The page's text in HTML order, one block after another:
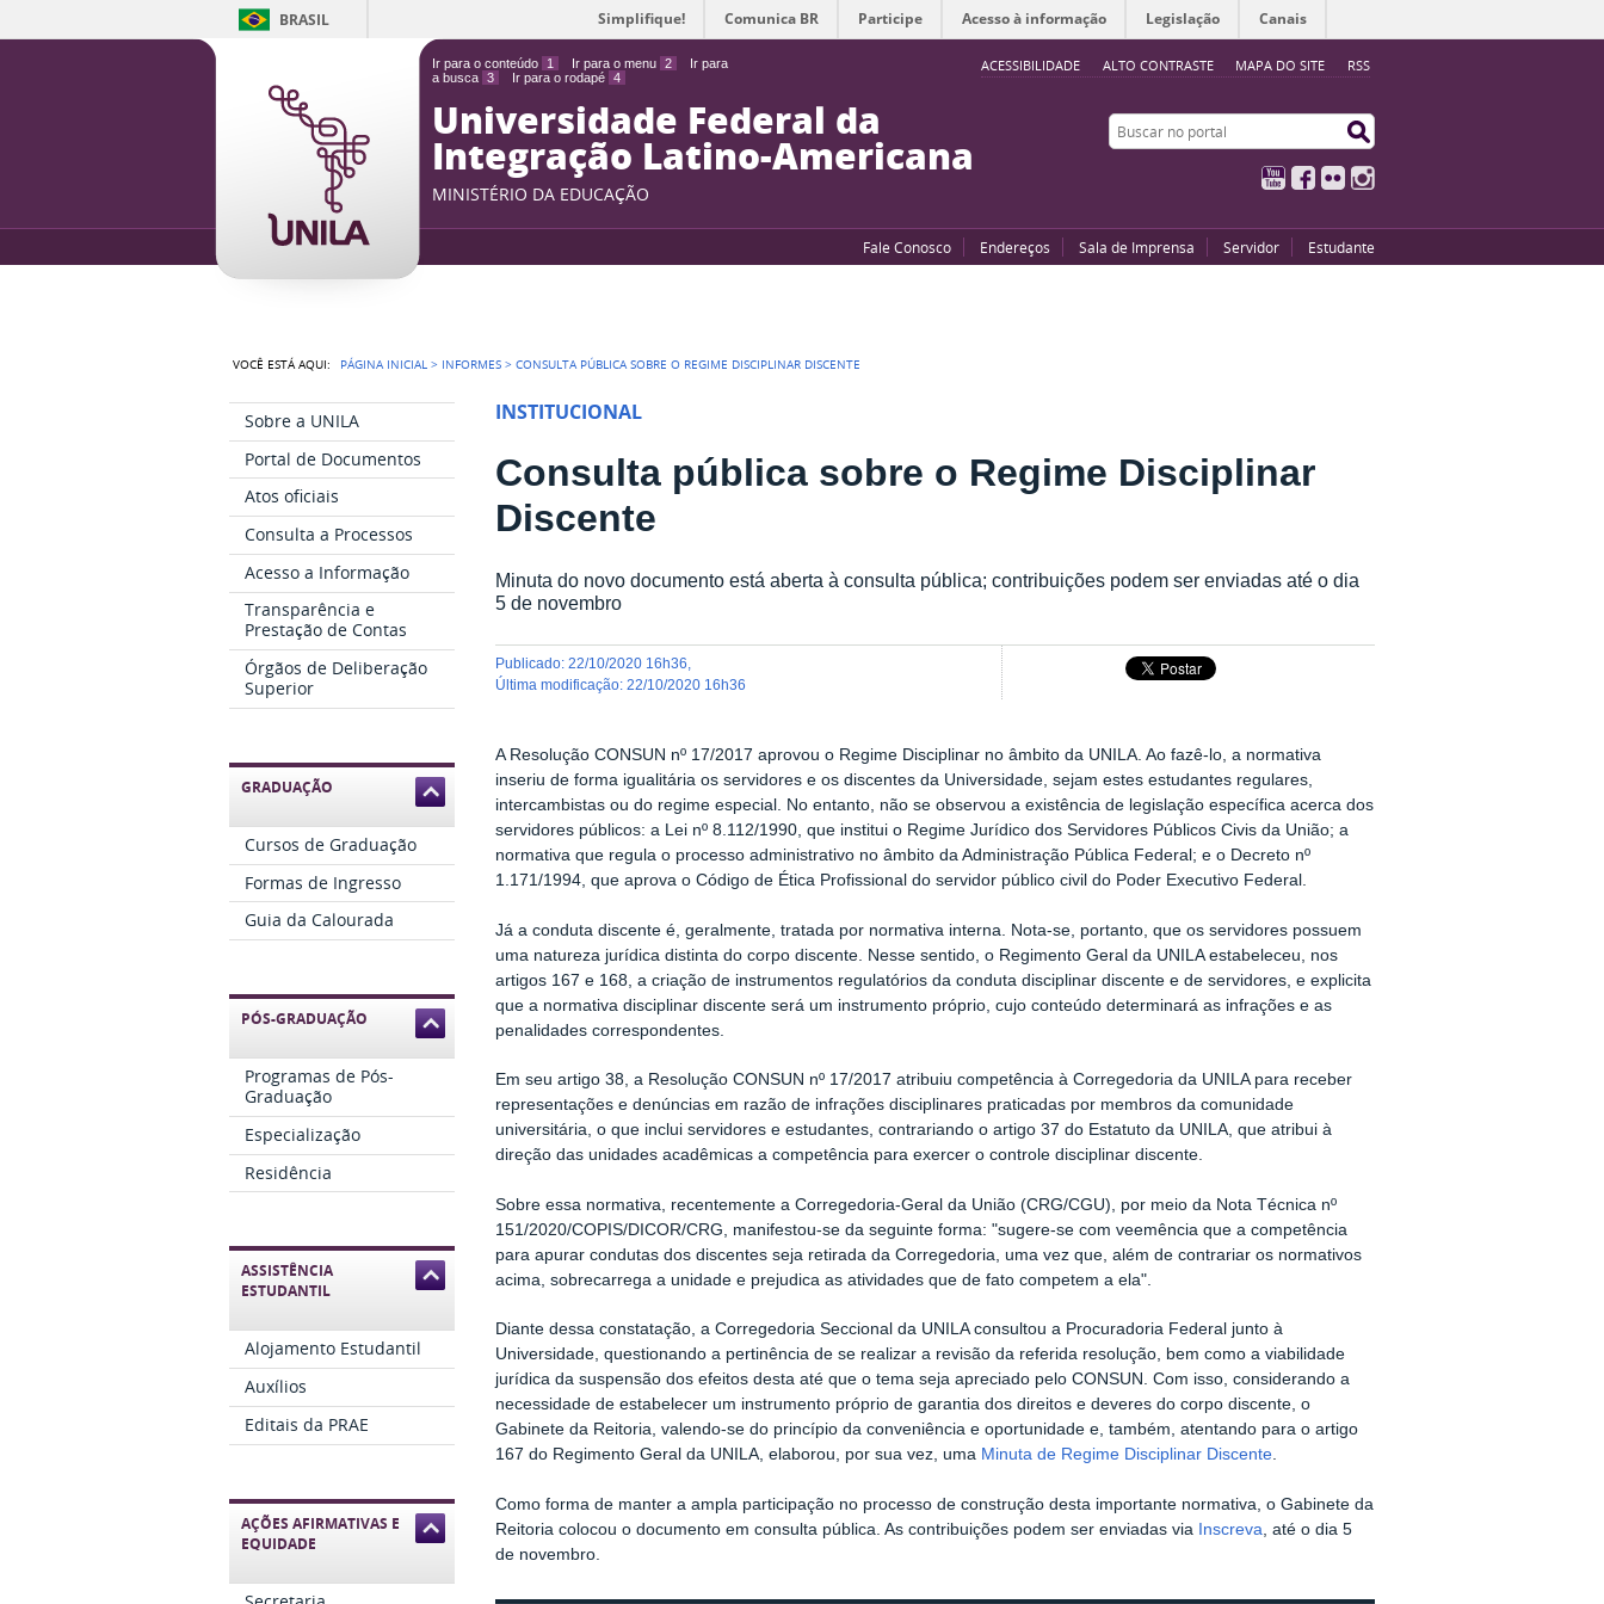
Ir para o conteúdo 1 Ir para o menu 2
Ir para
a busca 3 Ir para o rodapé 4
ACESSIBILIDADE ALTO CONTRASTE MAPA DO SITE RSS
BRASIL Simplifique! Comunica BR Participe Acesso à informação Legislação Canais
Universidade Federal da
Integração Latino-Americana
MINISTÉRIO DA EDUCAÇÃO
Buscar no portal
YouTubeFacebook
Flickr
Fale Conosco Endereços Sala de Imprensa Servidor Estudante
VOCÊ ESTÁ AQUI: PÁGINA INICIAL > INFORMES >CONSULTA PÚBLICA SOBRE O REGIME DISCIPLINAR DISCENTE
Sobre a UNILA
Portal de Documentos
Atos oficiais
Consulta a Processos
Acesso a Informação
Transparência e
Prestação de Contas
Órgãos de Deliberação
Superior
GRADUAÇÃO
Cursos de Graduação
Formas de Ingresso
Guia da Calourada
PÓS-GRADUAÇÃO
Programas de Pós-
Graduação
Especialização
Residência
ASSISTÊNCIA
ESTUDANTIL
Alojamento Estudantil
Auxílios
Editais da PRAE
AÇÕES AFIRMATIVAS E
EQUIDADE
INSTITUCIONAL
Consulta pública sobre o Regime Disciplinar
Discente
Minuta do novo documento está aberta à consulta pública; contribuições podem ser enviadas até o dia
5 de novembro
publicado:22/10/2020 16h36
última modificação:22/10/2020 16h36
A Resolução CONSUN nº 17/2017 aprovou o Regime Disciplinar no âmbito da UNILA. Ao fazê-lo, a normativa
inseriu de forma igualitária os servidores e os discentes da Universidade, sejam estes estudantes regulares,
intercambistas ou do regime especial. No entanto, não se observou a existência de legislação específica acerca dos
servidores públicos: a Lei nº 8.112/1990, que institui o Regime Jurídico dos Servidores Públicos Civis da União; a
normativa que regula o processo administrativo no âmbito da Administração Pública Federal; e o Decreto nº
1.171/1994, que aprova o Código de Ética Profissional do servidor público civil do Poder Executivo Federal.
Já a conduta discente é, geralmente, tratada por normativa interna. Nota-se, portanto, que os servidores possuem
uma natureza jurídica distinta do corpo discente. Nesse sentido, o Regimento Geral da UNILA estabeleceu, nos
artigos 167 e 168, a criação de instrumentos regulatórios da conduta disciplinar discente e de servidores, e explicita
que a normativa disciplinar discente será um instrumento próprio, cujo conteúdo determinará as infrações e as
penalidades correspondentes.
Em seu artigo 38, a Resolução CONSUN nº 17/2017 atribuiu competência à Corregedoria da UNILA para receber
representações e denúncias em razão de infrações disciplinares praticadas por membros da comunidade
universitária, o que inclui servidores e estudantes, contrariando o artigo 37 do Estatuto da UNILA, que atribui à
direção das unidades acadêmicas a competência para exercer o controle disciplinar discente.
Sobre essa normativa, recentemente a Corregedoria-Geral da União (CRG/CGU), por meio da Nota Técnica nº
151/2020/COPIS/DICOR/CRG, manifestou-se da seguinte forma: "sugere-se com veemência que a competência
para apurar condutas dos discentes seja retirada da Corregedoria, uma vez que, além de contrariar os normativos
acima, sobrecarrega a unidade e prejudica as atividades que de fato competem a ela".
Diante dessa constatação, a Corregedoria Seccional da UNILA consultou a Procuradoria Federal junto à
Universidade, questionando a pertinência de se realizar a revisão da referida resolução, bem como a viabilidade
jurídica da suspensão dos efeitos desta até que o tema seja apreciado pelo CONSUN. Com isso, considerando a
necessidade de estabelecer um instrumento próprio de garantia dos direitos e deveres do corpo discente, o
Gabinete da Reitoria, valendo-se do princípio da conveniência e oportunidade e, também, atentando para o artigo
167 do Regimento Geral da UNILA, elaborou, por sua vez, uma Minuta de Regime Disciplinar Discente.
Como forma de manter a ampla participação no processo de construção desta importante normativa, o Gabinete da
Reitoria colocou o documento em consulta pública. As contribuições podem ser enviadas via
Inscreva , até o dia 5
de novembro.